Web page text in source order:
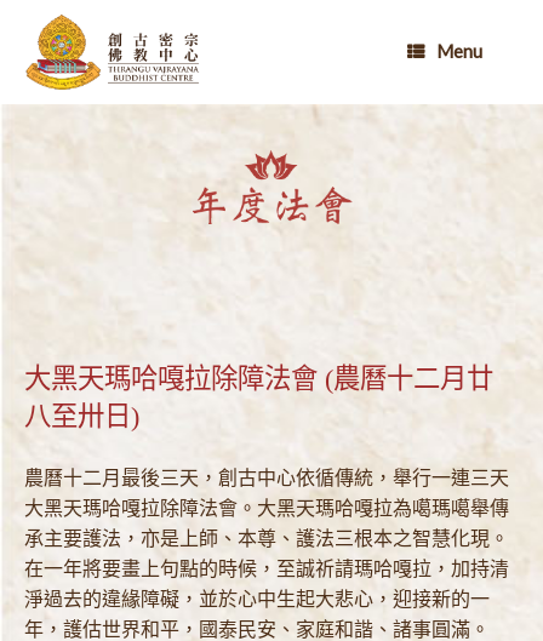
content
Menu
大黑天瑪哈嘎拉除障法會 (農曆十二月廿
八至卅日)
農曆十二月最後三天，創古中心依循傳統，舉行一連三天
大黑天瑪哈嘎拉除障法會。大黑天瑪哈嘎拉為噶瑪噶舉傳
承主要護法，亦是上師、本尊、護法三根本之智慧化現。
在一年將要畫上句點的時候，至誠祈請瑪哈嘎拉，加持清
淨過去的違緣障礙，並於心中生起大悲心，迎接新的一
年，護估世界和平，國泰民安、家庭和諧、諸事圓滿。